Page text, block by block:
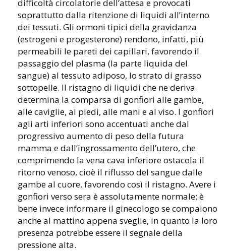
difficoltà circolatorie dell’attesa e provocati
soprattutto dalla ritenzione di liquidi all’interno
dei tessuti. Gli ormoni tipici della gravidanza
(estrogeni e progesterone) rendono, infatti, più
permeabili le pareti dei capillari, favorendo il
passaggio del plasma (la parte liquida del
sangue) al tessuto adiposo, lo strato di grasso
sottopelle. Il ristagno di liquidi che ne deriva
determina la comparsa di gonfiori alle gambe,
alle caviglie, ai piedi, alle mani e al viso. I gonfiori
agli arti inferiori sono accentuati anche dal
progressivo aumento di peso della futura
mamma e dall’ingrossamento dell’utero, che
comprimendo la vena cava inferiore ostacola il
ritorno venoso, cioè il riflusso del sangue dalle
gambe al cuore, favorendo così il ristagno. Avere i
gonfiori verso sera è assolutamente normale; è
bene invece informare il ginecologo se compaiono
anche al mattino appena sveglie, in quanto la loro
presenza potrebbe essere il segnale della
pressione alta.